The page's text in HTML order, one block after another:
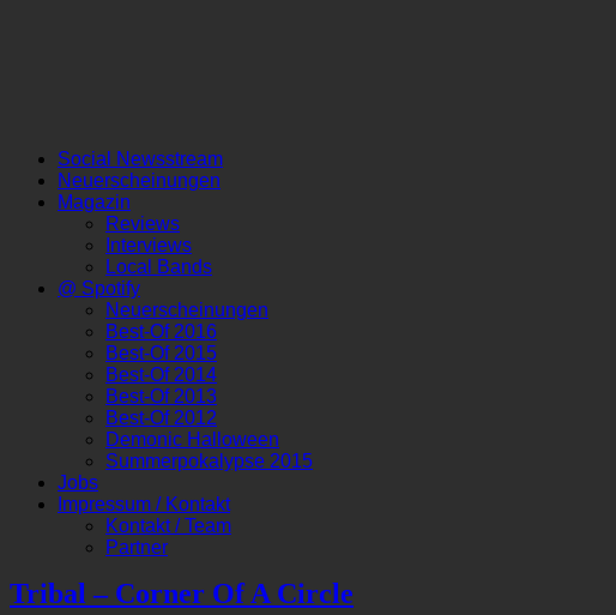
Social Newsstream
Neuerscheinungen
Magazin
Reviews
Interviews
Local Bands
@ Spotify
Neuerscheinungen
Best-Of 2016
Best-Of 2015
Best-Of 2014
Best-Of 2013
Best-Of 2012
Demonic Halloween
Summerpokalypse 2015
Jobs
Impressum / Kontakt
Kontakt / Team
Partner
Tribal – Corner Of A Circle